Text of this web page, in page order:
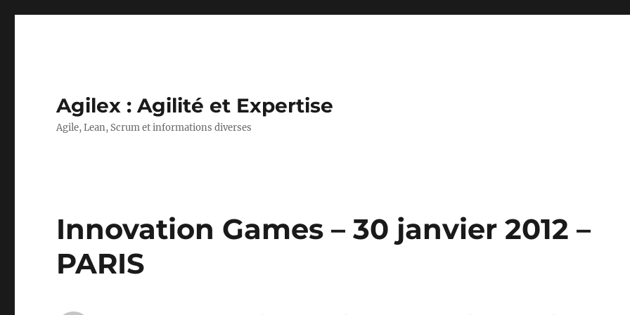
Agilex : Agilité et Expertise
Agile, Lean, Scrum et informations diverses
Innovation Games – 30 janvier 2012 –
PARIS